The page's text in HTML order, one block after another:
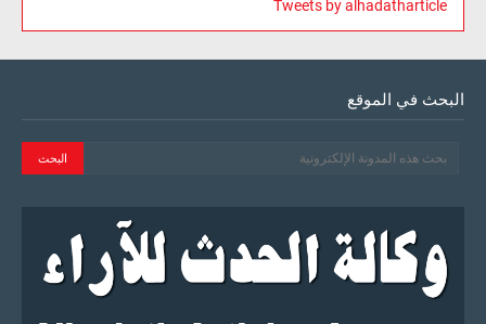
Tweets by alhadatharticle
البحث في الموقع